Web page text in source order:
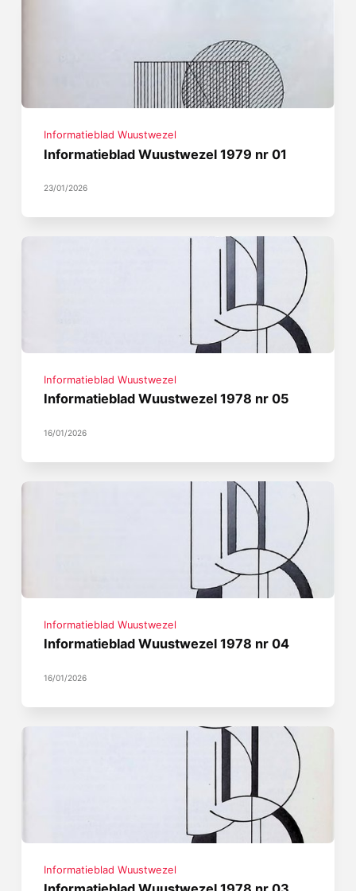
Informatieblad Wuustwezel
Informatieblad Wuustwezel 1979 nr 01
23/01/2026
Informatieblad Wuustwezel
Informatieblad Wuustwezel 1978 nr 05
16/01/2026
Informatieblad Wuustwezel
Informatieblad Wuustwezel 1978 nr 04
16/01/2026
Informatieblad Wuustwezel